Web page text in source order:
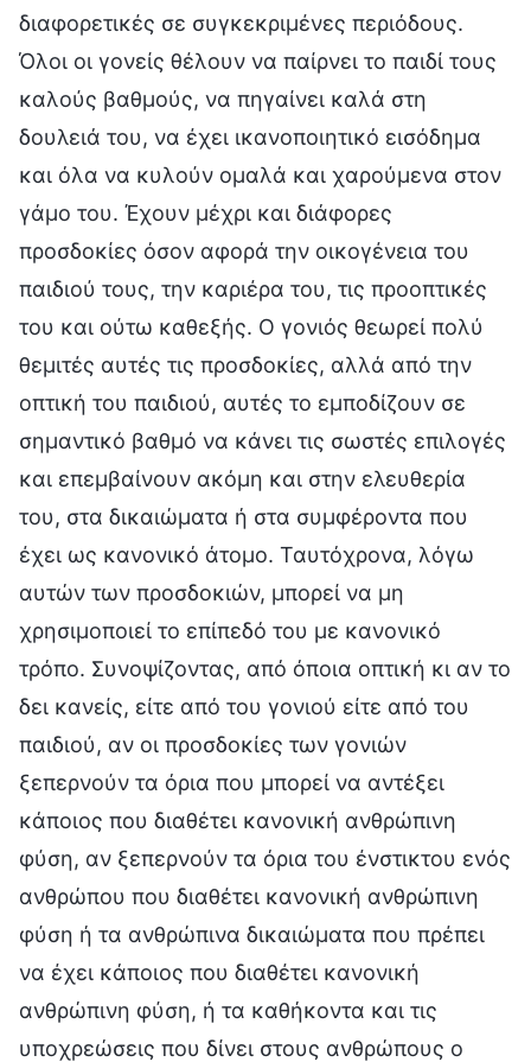
διαφορετικές σε συγκεκριμένες περιόδους.
Όλοι οι γονείς θέλουν να παίρνει το παιδί τους
καλούς βαθμούς, να πηγαίνει καλά στη
δουλειά του, να έχει ικανοποιητικό εισόδημα
και όλα να κυλούν ομαλά και χαρούμενα στον
γάμο του. Έχουν μέχρι και διάφορες
προσδοκίες όσον αφορά την οικογένεια του
παιδιού τους, την καριέρα του, τις προοπτικές
του και ούτω καθεξής. Ο γονιός θεωρεί πολύ
θεμιτές αυτές τις προσδοκίες, αλλά από την
οπτική του παιδιού, αυτές το εμποδίζουν σε
σημαντικό βαθμό να κάνει τις σωστές επιλογές
και επεμβαίνουν ακόμη και στην ελευθερία
του, στα δικαιώματα ή στα συμφέροντα που
έχει ως κανονικό άτομο. Ταυτόχρονα, λόγω
αυτών των προσδοκιών, μπορεί να μη
χρησιμοποιεί το επίπεδό του με κανονικό
τρόπο. Συνοψίζοντας, από όποια οπτική κι αν το
δει κανείς, είτε από του γονιού είτε από του
παιδιού, αν οι προσδοκίες των γονιών
ξεπερνούν τα όρια που μπορεί να αντέξει
κάποιος που διαθέτει κανονική ανθρώπινη
φύση, αν ξεπερνούν τα όρια του ένστικτου ενός
ανθρώπου που διαθέτει κανονική ανθρώπινη
φύση ή τα ανθρώπινα δικαιώματα που πρέπει
να έχει κάποιος που διαθέτει κανονική
ανθρώπινη φύση, ή τα καθήκοντα και τις
υποχρεώσεις που δίνει στους ανθρώπους ο